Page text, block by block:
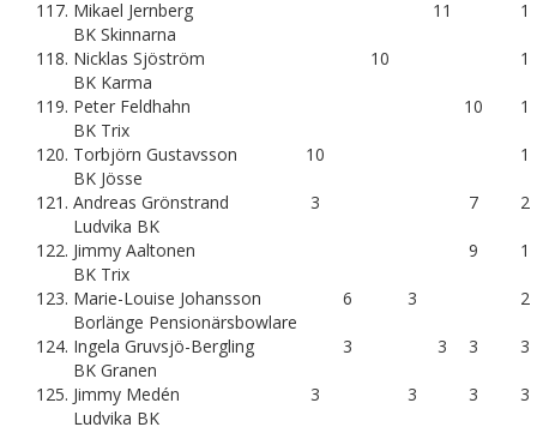
117. Mikael Jernberg
BK Skinnarna
11 1
118. Nicklas Sjöström
BK Karma
10 1
119. Peter Feldhahn
BK Trix
10 1
120. Torbjörn Gustavsson
BK Jösse
10 1
121. Andreas Grönstrand
Ludvika BK
3 7 2
122. Jimmy Aaltonen
BK Trix
9 1
123. Marie-Louise Johansson
Borlänge Pensionärsbowlare
6 3 2
124. Ingela Gruvsjö-Bergling
BK Granen
3 3 3 3
125. Jimmy Medén
Ludvika BK
3 3 3 3